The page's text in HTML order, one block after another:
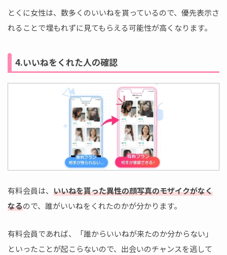
とくに女性は、数多くのいいねを貰っているので、優先表示さ
れることで埋もれずに見てもらえる可能性が高くなります。
4.いいねをくれた人の確認
有料会員は、 いいねを貰った異性の顔写真のモザイクがなく
なるので、誰がいいねをくれたのかが分かります。
有料会員であれば、「誰からいいねが来たのか分からない」
といったことが起こらないので、出会いのチャンスを逃して